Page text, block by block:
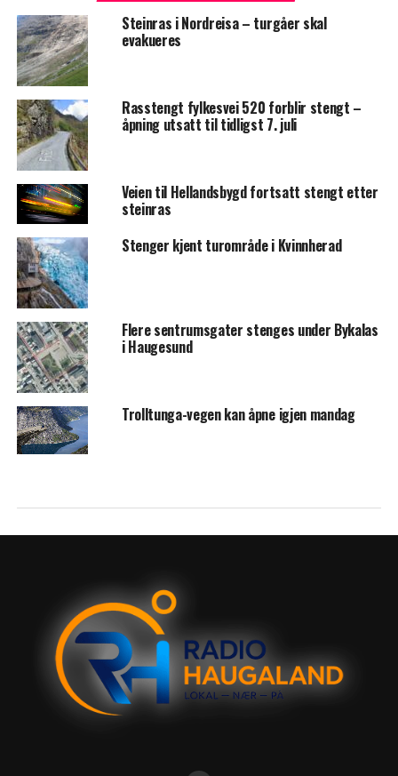
Steinras i Nordreisa – turgåer skal
evakueres
Rasstengt fylkesvei 520 forblir stengt –
åpning utsatt til tidligst 7. juli
Veien til Hellandsbygd fortsatt stengt etter
steinras
Stenger kjent turområde i Kvinnherad
Flere sentrumsgater stenges under Bykalas
i Haugesund
Trolltunga-vegen kan åpne igjen mandag